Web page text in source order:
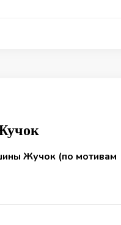
Жучок (по мотивам